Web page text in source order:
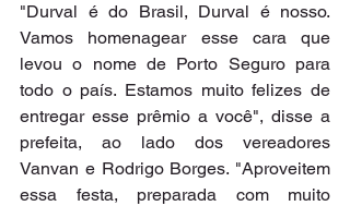
"Durval é do Brasil, Durval é nosso.
Vamos homenagear esse cara que
levou o nome de Porto Seguro para
todo o país. Estamos muito felizes de
entregar esse prêmio a você", disse a
prefeita, ao lado dos vereadores
Vanvan e Rodrigo Borges. "Aproveitem
essa festa, preparada com muito